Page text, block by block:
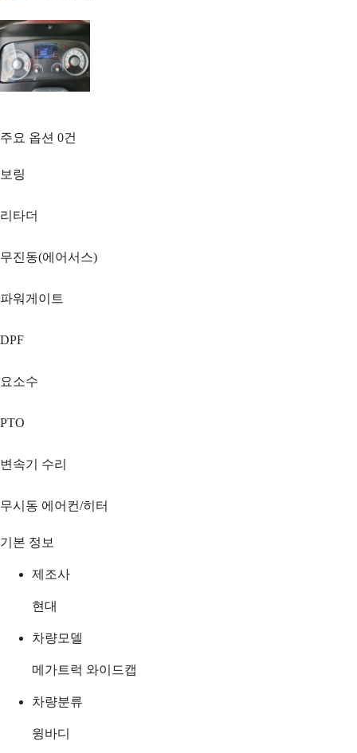
주요 옵션 0건
보링
리타더
무진동(에어서스)
파워게이트
DPF
요소수
PTO
변속기 수리
무시동 에어컨/히터
기본 정보
제조사
현대
차량모델
메가트럭 와이드캡
차량분류
윙바디